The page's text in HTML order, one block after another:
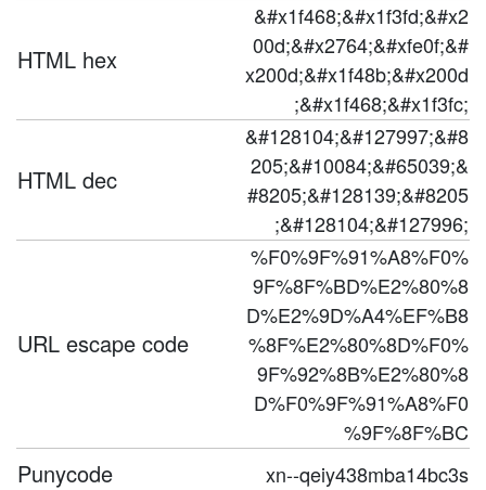
HTML hex
&#x1f468;&#x1f3fd;&#x2
00d;&#x2764;&#xfe0f;&#
x200d;&#x1f48b;&#x200d
;&#x1f468;&#x1f3fc;
HTML dec
&#128104;&#127997;&#8
205;&#10084;&#65039;&
#8205;&#128139;&#8205
;&#128104;&#127996;
URL escape code
%F0%9F%91%A8%F0%
9F%8F%BD%E2%80%8
D%E2%9D%A4%EF%B8
%8F%E2%80%8D%F0%
9F%92%8B%E2%80%8
D%F0%9F%91%A8%F0
%9F%8F%BC
Punycode xn--qeiy438mba14bc3s